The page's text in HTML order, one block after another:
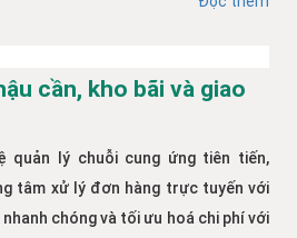
cần, kho bãi và giao
quản lý chuỗi cung ứng tiên tiến,
tâm xử lý đơn hàng trực tuyến với
chóng và tối ưu hoá chi phí với